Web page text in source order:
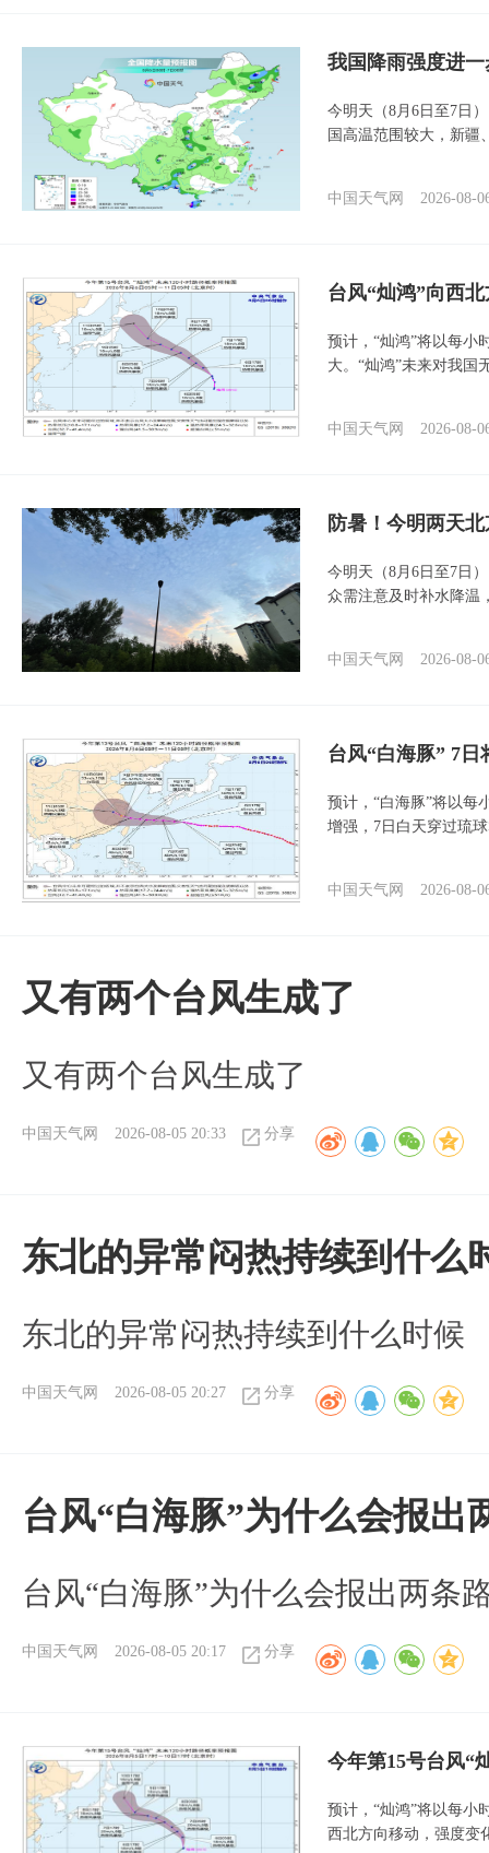
我国降雨强度进
今明天（8月6日至7日
国高温范围较大，新疆
中国天气网 2026-08-
台风“灿鸿”向西
预计，“灿鸿”将以每小
大。“灿鸿”未来对我国
中国天气网 2026-08-
防暑！今明两天
今明天（8月6日至7日
众需注意及时补水降温
中国天气网 2026-08-
台风“白海豚” 7
预计，“白海豚”将以每
增强，7日白天穿过琉
中国天气网 2026-08-
又有两个台风生成了
又有两个台风生成了
中国天气网 2026-08-05 20:33 分享
东北的异常闷热持续到什么
东北的异常闷热持续到什么时候
中国天气网 2026-08-05 20:27 分享
台风“白海豚”为什么会报出
台风“白海豚”为什么会报出两条
中国天气网 2026-08-05 20:17 分享
今年第15号台风“
预计，“灿鸿”将以每小
西北方向移动，强度变